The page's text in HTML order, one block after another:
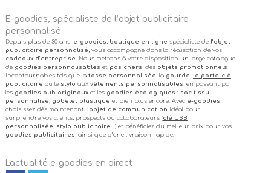
E-goodies, spécialiste de l’objet publicitaire
personnalisé
Depuis plus de 30 ans, e-goodies , boutique en ligne spécialiste de l’objet
publicitaire personnalisé , vous accompagne dans la réalisation de vos
cadeaux d’entreprise. Nous mettons à votre disposition un large catalogue
de goodies personnalisables et pas chers , des objets promotionnels
incontournables tels que la tasse personnalisée , la gourde, le porte-clé
publicitaire ou le stylo aux vêtements personnalisables , en passant par
les goodies pub originauxet les goodies écologiques : sac tissu
personnalisé, gobelet plastique et bien plus encore. Avec e-goodies ,
choisissez dès maintenant l’objet de communication idéal pour
surprendre vos clients, prospects ou collaborateurs (clé USB
personnalisée, stylo publicitaire…) et bénéficiez du meilleur prix pour vos
goodies publicitaires , ainsi que d’une livraison rapide.
L'actualité e-goodies en direct